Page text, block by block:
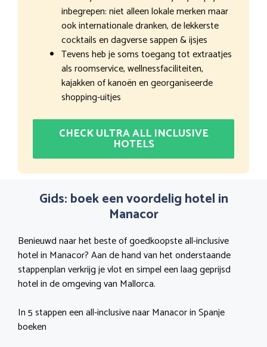
inbegrepen: niet alleen lokale merken maar
ook internationale dranken, de lekkerste
cocktails en dagverse sappen & ijsjes
Tevens heb je soms toegang tot extraatjes
als roomservice, wellnessfaciliteiten,
kajakken of kanoën en georganiseerde
shopping-uitjes
CHECK ULTRA ALL INCLUSIVE
HOTELS
Gids: boek een voordelig hotel in
Manacor
Benieuwd naar het beste of goedkoopste all-inclusive
hotel in Manacor? Aan de hand van het onderstaande
stappenplan verkrijg je vlot en simpel een laag geprijsd
hotel in de omgeving van Mallorca.
In 5 stappen een all-inclusive naar Manacor in Spanje
boeken